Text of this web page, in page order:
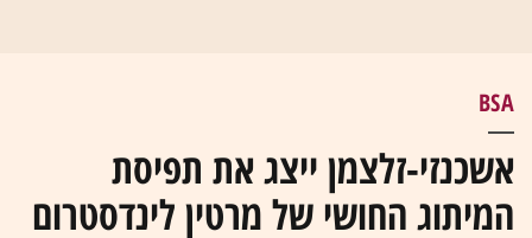
BSA
אשכנזי-זלצמן ייצג את תפיסת
המיתוג החושי של מרטין לינדסטרום